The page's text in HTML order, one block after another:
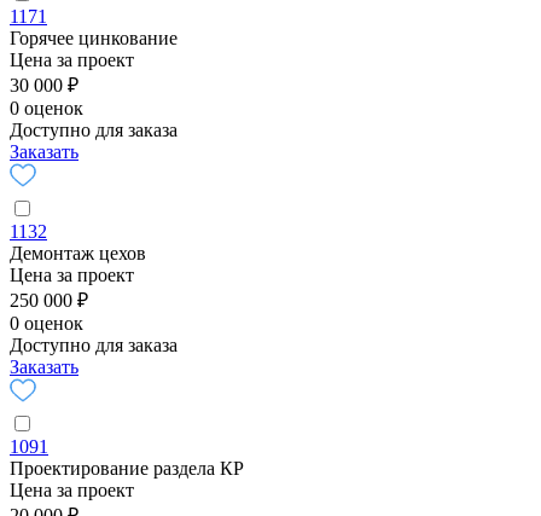
1171
Горячее цинкование
Цена за проект
30 000 ₽
0 оценок
Доступно для заказа
Заказать
1132
Демонтаж цехов
Цена за проект
250 000 ₽
0 оценок
Доступно для заказа
Заказать
1091
Проектирование раздела КР
Цена за проект